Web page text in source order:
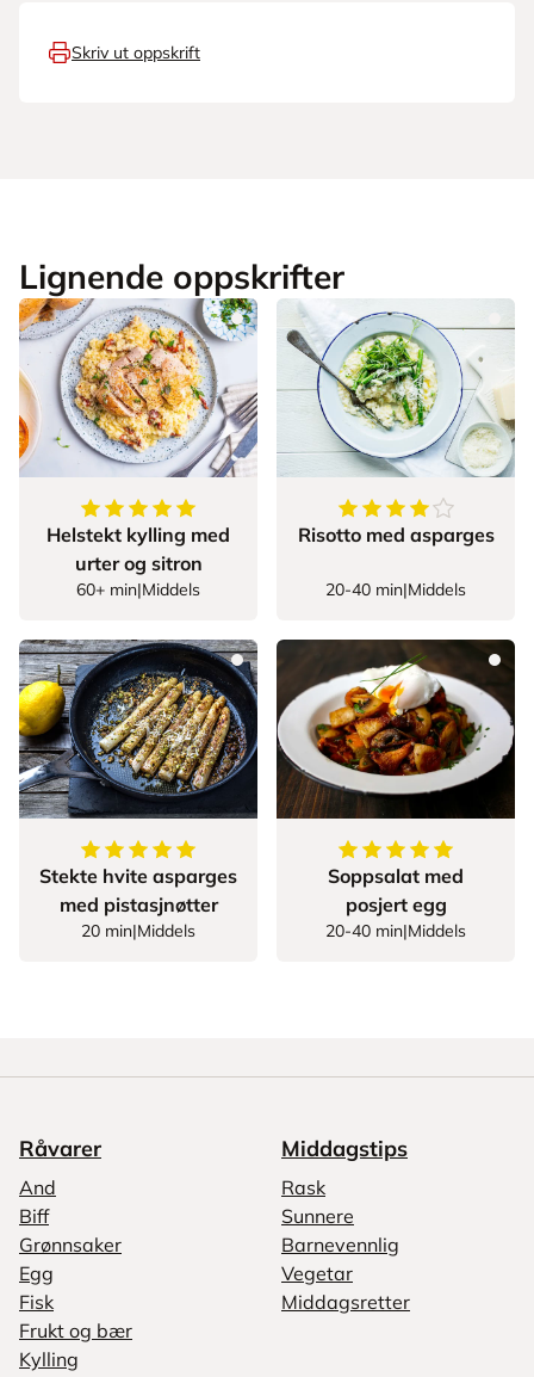
Skriv ut oppskrift
Lignende oppskrifter
5av5stjerner
Helstekt kylling med
urter og sitron
60+ min|Middels
4.5av5 stjerner
Risotto med asparges
20-40 min|Middels
5av5stjerner
Stekte hvite asparges
med pistasjnøtter
20 min|Middels
5av5stjerner
Soppsalat med
posjert egg
20-40 min|Middels
Råvarer
And
Biff
Grønnsaker
Egg
Fisk
Frukt og bær
Kylling
Middagstips
Rask
Sunnere
Barnevennlig
Vegetar
Middagsretter